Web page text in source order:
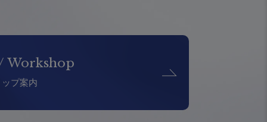
Workshop
プ案内